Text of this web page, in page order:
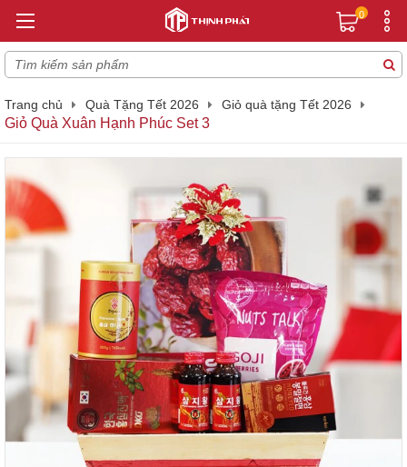
0
Trang chủ Quà Tặng Tết 2026 Giỏ quà tặng Tết 2026
Giỏ Quà Xuân Hạnh Phúc Set 3